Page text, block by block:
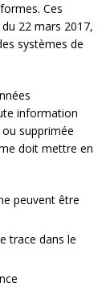
Ces
22 mars 2017,
systèmes de
information
supprimée
doit mettre en
peuvent être
trace dans le